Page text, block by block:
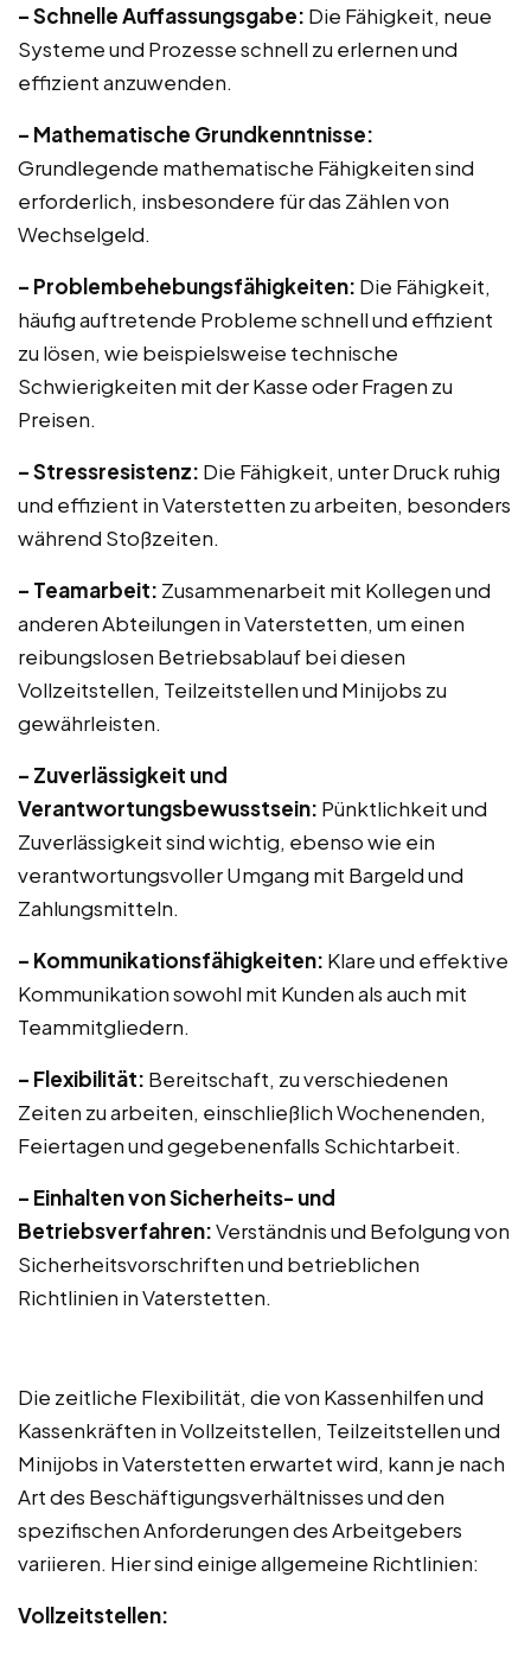
– Schnelle Auffassungsgabe: Die Fähigkeit, neue
Systeme und Prozesse schnell zu erlernen und
effizient anzuwenden.
– Mathematische Grundkenntnisse:
Grundlegende mathematische Fähigkeiten sind
erforderlich, insbesondere für das Zählen von
Wechselgeld.
– Problembehebungsfähigkeiten: Die Fähigkeit,
häufig auftretende Probleme schnell und effizient
zu lösen, wie beispielsweise technische
Schwierigkeiten mit der Kasse oder Fragen zu
Preisen.
– Stressresistenz: Die Fähigkeit, unter Druck ruhig
und effizient in Vaterstetten zu arbeiten, besonders
während Stoßzeiten.
– Teamarbeit: Zusammenarbeit mit Kollegen und
anderen Abteilungen in Vaterstetten, um einen
reibungslosen Betriebsablauf bei diesen
Vollzeitstellen, Teilzeitstellen und Minijobs zu
gewährleisten.
– Zuverlässigkeit und
Verantwortungsbewusstsein: Pünktlichkeit und
Zuverlässigkeit sind wichtig, ebenso wie ein
verantwortungsvoller Umgang mit Bargeld und
Zahlungsmitteln.
– Kommunikationsfähigkeiten: Klare und effektive
Kommunikation sowohl mit Kunden als auch mit
Teammitgliedern.
– Flexibilität: Bereitschaft, zu verschiedenen
Zeiten zu arbeiten, einschließlich Wochenenden,
Feiertagen und gegebenenfalls Schichtarbeit.
– Einhalten von Sicherheits- und
Betriebsverfahren:Verständnis und Befolgung von
Sicherheitsvorschriften und betrieblichen
Richtlinien in Vaterstetten.
Die zeitliche Flexibilität, die von Kassenhilfen und
Kassenkräften in Vollzeitstellen, Teilzeitstellen und
Minijobs in Vaterstetten erwartet wird, kann je nach
Art des Beschäftigungsverhältnisses und den
spezifischen Anforderungen des Arbeitgebers
variieren. Hier sind einige allgemeine Richtlinien:
Vollzeitstellen: